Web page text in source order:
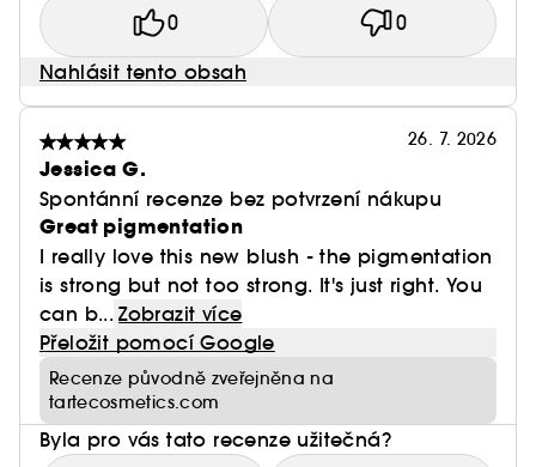
0 0
Nahlásit tento obsah
26. 7. 2026
Jessica G.
Spontánní recenze bez potvrzení nákupu
Great pigmentation
I really love this new blush - the pigmentation
is strong but not too strong. It's just right. You
can b... Zobrazit více
Přeložit pomocí Google
Recenze původně zveřejněna na
tartecosmetics.com
Byla pro vás tato recenze užitečná?